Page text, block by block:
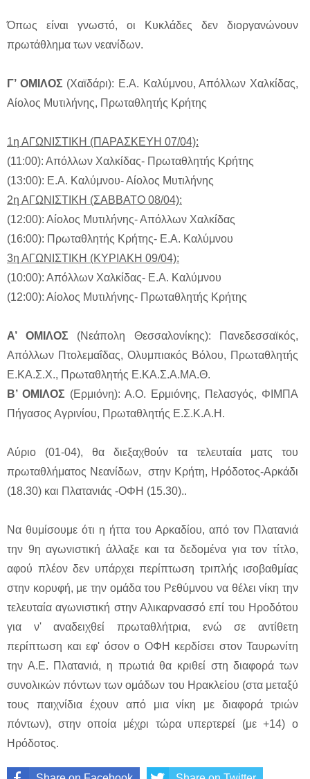
Όπως είναι γνωστό, οι Κυκλάδες δεν διοργανώνουν
πρωτάθλημα των νεανίδων.
Γ’ ΟΜΙΛΟΣ (Χαϊδάρι): Ε.Α. Καλύμνου, Απόλλων Χαλκίδας,
Αίολος Μυτιλήνης, Πρωταθλητής Κρήτης
1η ΑΓΩΝΙΣΤΙΚΗ (ΠΑΡΑΣΚΕΥΗ 07/04):
(11:00): Απόλλων Χαλκίδας- Πρωταθλητής Κρήτης
(13:00): Ε.Α. Καλύμνου- Αίολος Μυτιλήνης
2η ΑΓΩΝΙΣΤΙΚΗ (ΣΑΒΒΑΤΟ 08/04):
(12:00): Αίολος Μυτιλήνης- Απόλλων Χαλκίδας
(16:00): Πρωταθλητής Κρήτης- Ε.Α. Καλύμνου
3η ΑΓΩΝΙΣΤΙΚΗ (ΚΥΡΙΑΚΗ 09/04):
(10:00): Απόλλων Χαλκίδας- Ε.Α. Καλύμνου
(12:00): Αίολος Μυτιλήνης- Πρωταθλητής Κρήτης
Α’ ΟΜΙΛΟΣ (Νεάπολη Θεσσαλονίκης): Πανεδεσσαϊκός,
Απόλλων Πτολεμαΐδας, Ολυμπιακός Βόλου, Πρωταθλητής
Ε.ΚΑ.Σ.Χ., Πρωταθλητής Ε.ΚΑ.Σ.Α.ΜΑ.Θ.
Β’ ΟΜΙΛΟΣ (Ερμιόνη): Α.Ο. Ερμιόνης, Πελασγός, ΦΙΜΠΑ
Πήγασος Αγρινίου, Πρωταθλητής Ε.Σ.Κ.Α.Η.
Αύριο (01-04), θα διεξαχθούν τα τελευταία ματς του
πρωταθλήματος Νεανίδων, στην Κρήτη, Ηρόδοτος-Αρκάδι
(18.30) και Πλατανιάς -ΟΦΗ (15.30)..
Να θυμίσουμε ότι η ήττα του Αρκαδίου, από τον Πλατανιά
την 9η αγωνιστική άλλαξε και τα δεδομένα για τον τίτλο,
αφού πλέον δεν υπάρχει περίπτωση τριπλής ισοβαθμίας
στην κορυφή, με την ομάδα του Ρεθύμνου να θέλει νίκη την
τελευταία αγωνιστική στην Αλικαρνασσό επί του Ηροδότου
για ν' αναδειχθεί πρωταθλήτρια, ενώ σε αντίθετη
περίπτωση και εφ' όσον ο ΟΦΗ κερδίσει στον Ταυρωνίτη
την Α.Ε. Πλατανιά, η πρωτιά θα κριθεί στη διαφορά των
συνολικών πόντων των ομάδων του Ηρακλείου (στα μεταξύ
τους παιχνίδια έχουν από μια νίκη με διαφορά τριών
πόντων), στην οποία μέχρι τώρα υπερτερεί (με +14) ο
Ηρόδοτος.